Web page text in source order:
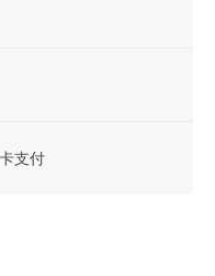
支付